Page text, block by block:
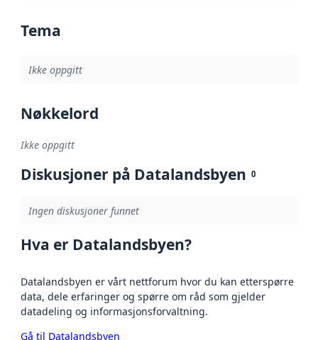
Tema
Ikke oppgitt
Nøkkelord
Ikke oppgitt
Diskusjoner på Datalandsbyen 0
Ingen diskusjoner funnet
Hva er Datalandsbyen?
Datalandsbyen er vårt nettforum hvor du kan etterspørre
data, dele erfaringer og spørre om råd som gjelder
datadeling og informasjonsforvaltning.
Gå til Datalandsbyen